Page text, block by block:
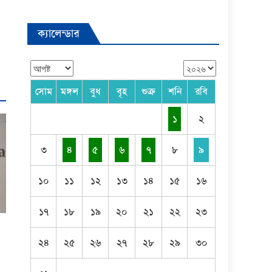
ক্যালেন্ডার
সোম মঙ্গল বুধ বৃহ শুক্র শনি রবি
১ ২
৩ ৪ ৫ ৬ ৭ ৮ ৯
১০ ১১ ১২ ১৩ ১৪ ১৫ ১৬
১৭ ১৮ ১৯ ২০ ২১ ২২ ২৩
২৪ ২৫ ২৬ ২৭ ২৮ ২৯ ৩০